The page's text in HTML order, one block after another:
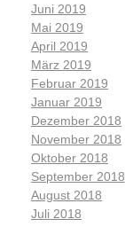
Juni 2019
Mai 2019
April 2019
März 2019
Februar 2019
Januar 2019
Dezember 2018
November 2018
Oktober 2018
September 2018
August 2018
Juli 2018